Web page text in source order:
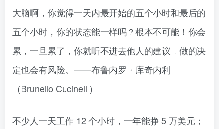
大脑啊，你觉得一天内最开始的五个小时和最后的
五个小时，你的状态能一样吗？根本不可能！你会
累，一旦累了，你就听不进去他人的建议，做的决
定也会有风险。——布鲁内罗・库奇内利
（Brunello Cucinelli）
不少人一天工作 12 个小时，一年能挣 5 万美元；